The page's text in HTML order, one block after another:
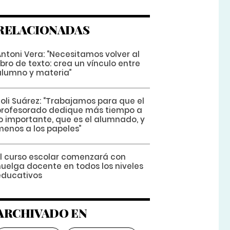
Vera: “Necesitamos volver al
de texto: crea un vínculo entre
y materia”
Suárez: “Trabajamos para que el
dedique más tiempo a
importante, que es el alumnado, y
a los papeles”
curso escolar comenzará con
docente en todos los niveles
EN